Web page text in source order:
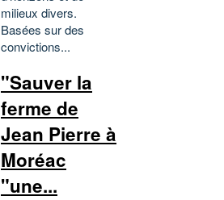
milieux divers.
Basées sur des
convictions...
"Sauver la
ferme de
Jean Pierre à
Moréac
"une...